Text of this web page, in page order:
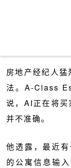
房地产经纪人
法。A-Class
说，AI正在将买
并不准确。
他透露，最近
的公寓信息输